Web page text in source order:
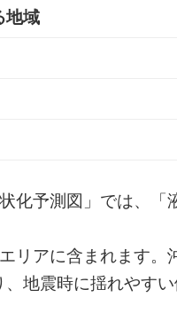
地域
化予測図」では、「
リアに含まれます。
地震時に揺れやす